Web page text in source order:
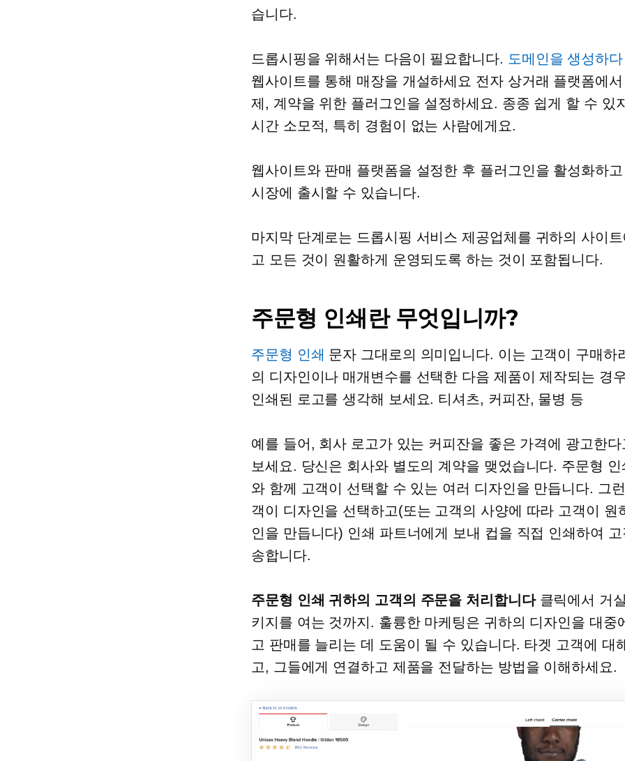
습니다.
드롭시핑을 위해서는 다음이 필요합니다. 도메인을 생성하다
웹사이트를 통해 매장을 개설하세요 전자 상거래 플랫폼에
제, 계약을 위한 플러그인을 설정하세요. 종종 쉽게 할 수 있
시간 소모적, 특히 경험이 없는 사람에게요.
웹사이트와 판매 플랫폼을 설정한 후 플러그인을 활성화하
시장에 출시할 수 있습니다.
마지막 단계로는 드롭시핑 서비스 제공업체를 귀하의 사이
고 모든 것이 원활하게 운영되도록 하는 것이 포함됩니다.
주문형 인쇄란 무엇입니까?
주문형 인쇄 문자 그대로의 의미입니다. 이는 고객이 구매하
의 디자인이나 매개변수를 선택한 다음 제품이 제작되는 경
인쇄된 로고를 생각해 보세요. 티셔츠, 커피잔, 물병 등
예를 들어, 회사 로고가 있는 커피잔을 좋은 가격에 광고한다
보세요. 당신은 회사와 별도의 계약을 맺었습니다. 주문형 인
와 함께 고객이 선택할 수 있는 여러 디자인을 만듭니다. 그
객이 디자인을 선택하고(또는 고객의 사양에 따라 고객이 원
인을 만듭니다) 인쇄 파트너에게 보내 컵을 직접 인쇄하여 고
송합니다.
주문형 인쇄 귀하의 고객의 주문을 처리합니다클릭에서 거
키지를 여는 것까지. 훌륭한 마케팅은 귀하의 디자인을 대중
고 판매를 늘리는 데 도움이 될 수 있습니다. 타겟 고객에 대
고, 그들에게 연결하고 제품을 전달하는 방법을 이해하세요.